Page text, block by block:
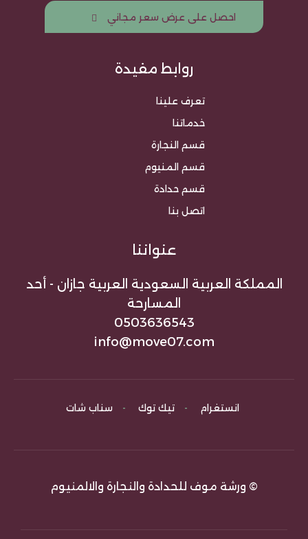
احصل على عرض سعر مجاني
روابط مفيدة
تعرف علينا
خدماتنا
قسم النجارة
قسم المنيوم
قسم حدادة
اتصل بنا
عنواننا
المملكة العربية السعودية العربية جازان - أحد
المسارحة
0503636543
info@move07.com
انستغرام - تيك توك - سناب شات
© ورشة موف للحدادة والنجارة والالمنيوم